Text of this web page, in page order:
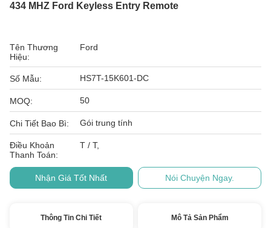
434 MHZ Ford Keyless Entry Remote
Tên Thương
Hiệu:
Ford
Số Mẫu: HS7T-15K601-DC
MOQ: 50
Chi Tiết Bao Bì: Gói trung tính
Điều Khoản
Thanh Toán:
T / T,
Nhận Giá Tốt Nhất Nói Chuyện Ngay.
Thông Tin Chi Tiết Mô Tả Sản Phẩm